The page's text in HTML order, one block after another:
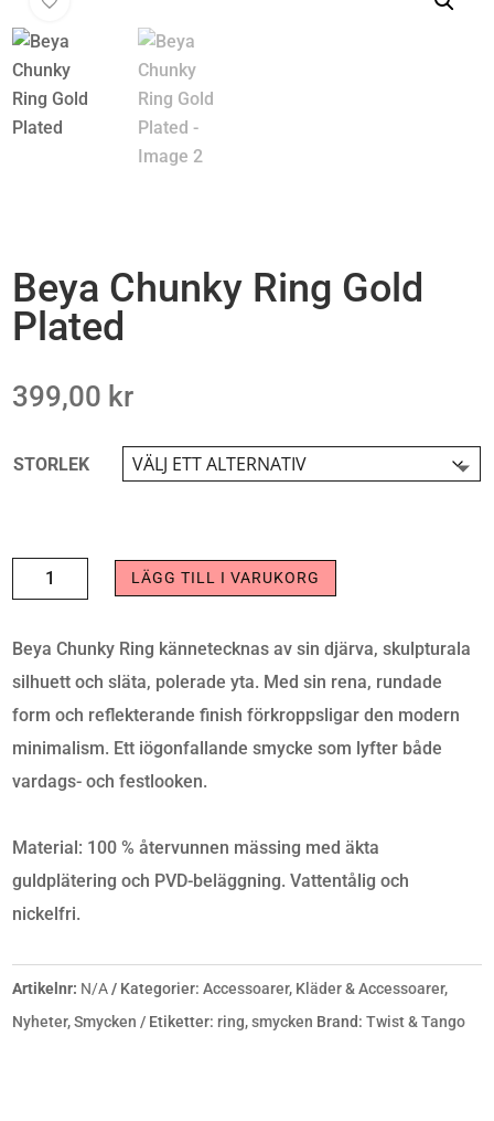
Beya Chunky Ring Gold
Plated
399,00 kr
STORLEK
BEYA
CHUNKY
RING
GOLD
PLATED
MÄNGD
LÄGG TILL I VARUKORG
Beya Chunky Ring kännetecknas av sin djärva, skulpturala
silhuett och släta, polerade yta. Med sin rena, rundade
form och reflekterande finish förkroppsligar den modern
minimalism. Ett iögonfallande smycke som lyfter både
vardags- och festlooken.
Material: 100 % återvunnen mässing med äkta
guldplätering och PVD-beläggning. Vattentålig och
nickelfri.
Artikelnr: N/A Kategorier:Accessoarer, Kläder & Accessoarer,
Nyheter,Smycken Etiketter: ring,smycken Brand:Twist & Tango